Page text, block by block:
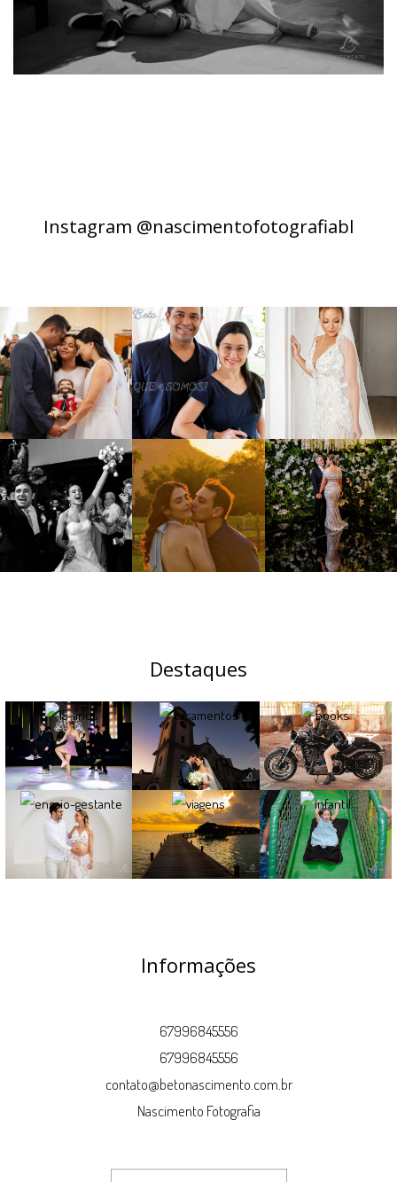
Instagram @nascimentofotografiabl
Destaques
Informações
67996845556
67996845556
contato@betonascimento.com.br
Nascimento Fotografia